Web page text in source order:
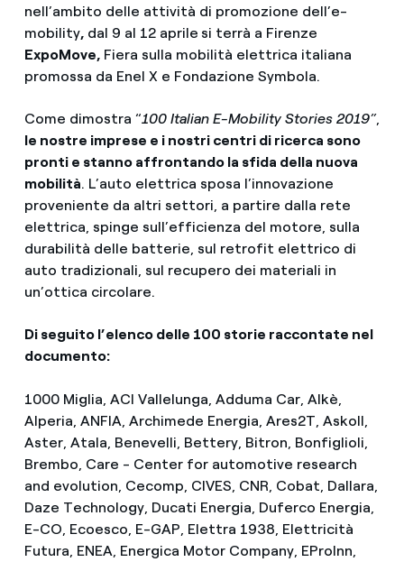
nell’ambito delle attività di promozione dell’e-
mobility, dal 9 al 12 aprile si terrà a Firenze
ExpoMove, Fiera sulla mobilità elettrica italiana
promossa da Enel X e Fondazione Symbola.
Come dimostra “100 Italian E-Mobility Stories 2019”,
le nostre imprese e i nostri centri di ricerca sono
pronti e stanno affrontando la sfida della nuova
mobilità. L’auto elettrica sposa l’innovazione
proveniente da altri settori, a partire dalla rete
elettrica, spinge sull’efficienza del motore, sulla
durabilità delle batterie, sul retrofit elettrico di
auto tradizionali, sul recupero dei materiali in
un’ottica circolare.
Di seguito l’elenco delle 100 storie raccontate nel
documento:
1000 Miglia, ACI Vallelunga, Adduma Car, Alkè,
Alperia, ANFIA, Archimede Energia, Ares2T, Askoll,
Aster, Atala, Benevelli, Bettery, Bitron, Bonfiglioli,
Brembo, Care - Center for automotive research
and evolution, Cecomp, CIVES, CNR, Cobat, Dallara,
Daze Technology, Ducati Energia, Duferco Energia,
E-CO, Ecoesco, E-GAP, Elettra 1938, Elettricità
Futura, ENEA, Energica Motor Company, EProInn,